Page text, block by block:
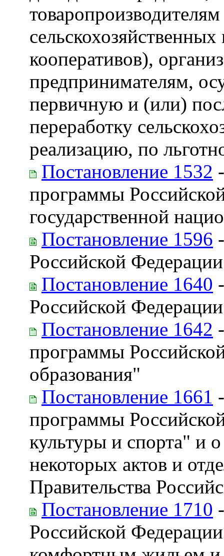
кооперативов),
предпринимателям,
первичную и (или)
переработку
реализацию, по
Постановление 1532
программы
государственной
Постановление 1596
Российской
Постановление 1640
Российской
Постановление 1642
программы
образования"
Постановление 1661
программы
культуры и спорта" и
некоторых актов и
Правительства
Постановление 1710
Российской